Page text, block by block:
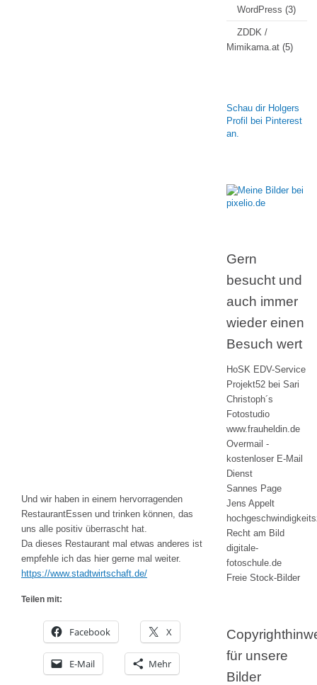
Und wir haben in einem hervorragenden
RestaurantEssen und trinken können, das
uns alle positiv überrascht hat.
Da dieses Restaurant mal etwas anderes ist
empfehle ich das hier gerne mal weiter.
https://www.stadtwirtschaft.de/
Teilen mit:
Facebook X
E-Mail Mehr
WordPress (3)
ZDDK /
Mimikama.at (5)
Schau dir Holgers
Profil bei Pinterest
an.
Gern
besucht und
auch immer
wieder einen
Besuch wert
HoSK EDV-Service
Projekt52 bei Sari
Christoph´s
Fotostudio
www.frauheldin.de
Overmail -
kostenloser E-Mail
Dienst
Sannes Page
Jens Appelt
Recht am Bild
digitale-
fotoschule.de
Freie Stock-Bilder
für unsere
Bilder